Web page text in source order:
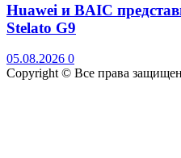
Huawei и BAIC
Stelato G9
05.08.2026 0
Copyright © Все права